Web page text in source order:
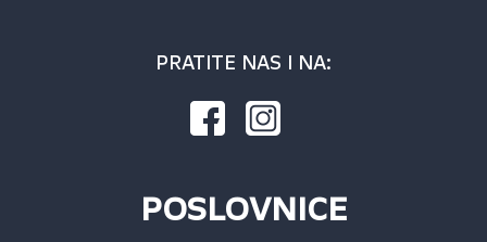
PRATITE NAS I NA:
POSLOVNICE